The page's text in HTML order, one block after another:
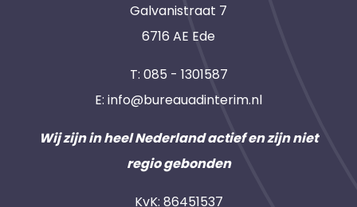
Galvanistraat 7
6716 AE Ede
T: 085 - 1301587
E: info@bureauadinterim.nl
Wij zijn in heel Nederland actief en zijn niet
regio gebonden
KvK: 86451537